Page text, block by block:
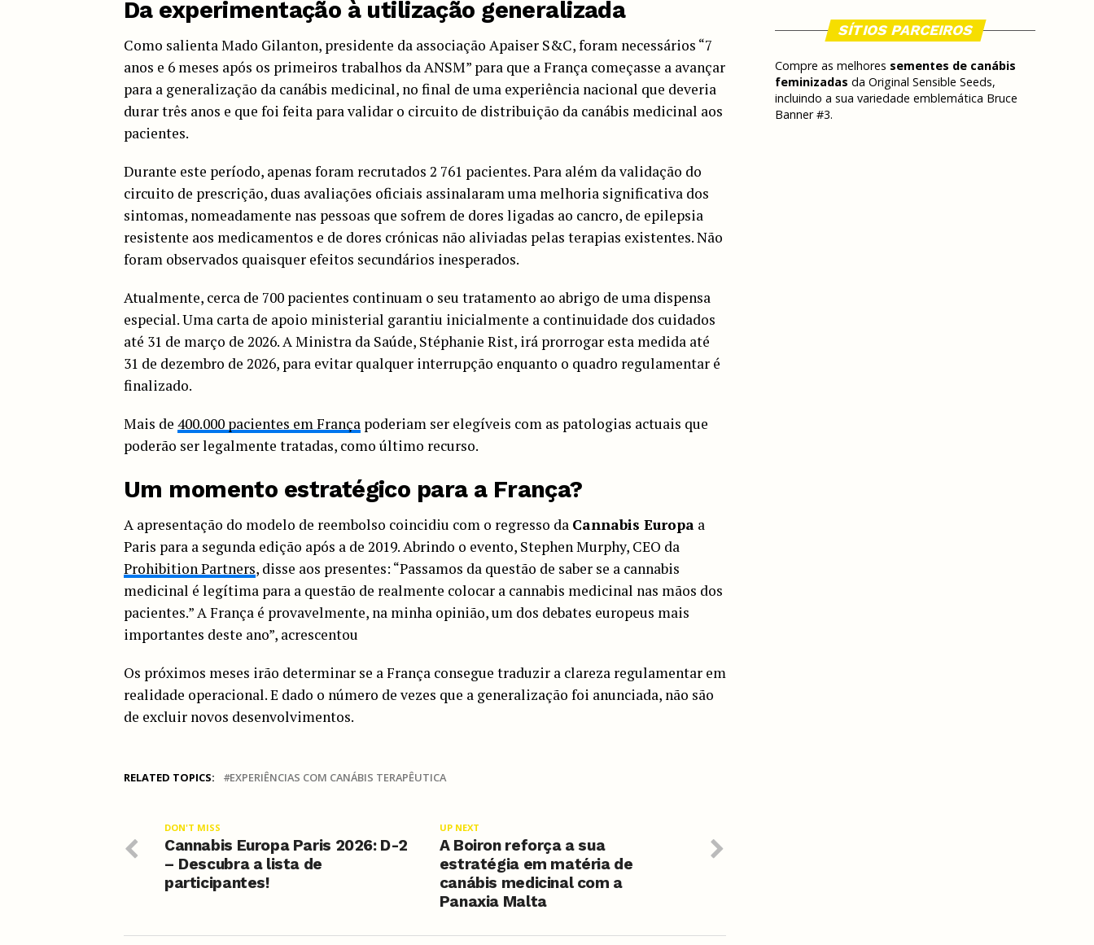
Da experimentação à utilização generalizada
Como salienta Mado Gilanton, presidente da associação Apaiser S&C, foram necessários “7
anos e 6 meses após os primeiros trabalhos da ANSM” para que a França começasse a avançar
para a generalização da canábis medicinal, no final de uma experiência nacional que deveria
durar três anos e que foi feita para validar o circuito de distribuição da canábis medicinal aos
pacientes.
Durante este período, apenas foram recrutados 2 761 pacientes. Para além da validação do
circuito de prescrição, duas avaliações oficiais assinalaram uma melhoria significativa dos
sintomas, nomeadamente nas pessoas que sofrem de dores ligadas ao cancro, de epilepsia
resistente aos medicamentos e de dores crónicas não aliviadas pelas terapias existentes. Não
foram observados quaisquer efeitos secundários inesperados.
Atualmente, cerca de 700 pacientes continuam o seu tratamento ao abrigo de uma dispensa
especial. Uma carta de apoio ministerial garantiu inicialmente a continuidade dos cuidados
até 31 de março de 2026. A Ministra da Saúde, Stéphanie Rist, irá prorrogar esta medida até
31 de dezembro de 2026, para evitar qualquer interrupção enquanto o quadro regulamentar é
finalizado.
Mais de 400.000 pacientes em França poderiam ser elegíveis com as patologias actuais que
poderão ser legalmente tratadas, como último recurso.
Um momento estratégico para a França?
A apresentação do modelo de reembolso coincidiu com o regresso da Cannabis Europa a
Paris para a segunda edição após a de 2019. Abrindo o evento, Stephen Murphy, CEO da
Prohibition Partners, disse aos presentes: “Passamos da questão de saber se a cannabis
medicinal é legítima para a questão de realmente colocar a cannabis medicinal nas mãos dos
pacientes.” A França é provavelmente, na minha opinião, um dos debates europeus mais
importantes deste ano”, acrescentou
Os próximos meses irão determinar se a França consegue traduzir a clareza regulamentar em
realidade operacional. E dado o número de vezes que a generalização foi anunciada, não são
de excluir novos desenvolvimentos.
RELATED TOPICS: EXPERIÊNCIAS COM CANÁBIS TERAPÊUTICA
UP NEXT
A Boiron reforça a sua
estratégia em matéria de
canábis medicinal com a
Panaxia Malta
DON'T MISS
Cannabis Europa Paris 2026: D-2
– Descubra a lista de
participantes!
SÍTIOS PARCEIROS
Compre as melhores sementes de canábis
feminizadas da Original Sensible Seeds,
incluindo a sua variedade emblemática Bruce
Banner #3.